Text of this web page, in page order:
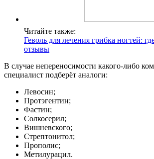
Читайте также:
Геволь для лечения грибка ногтей:
отзывы
В случае непереносимости какого-либо
специалист подберёт аналоги:
Левосин;
Протэгентин;
Фастин;
Солкосерил;
Вишневского;
Стрептонитол;
Прополис;
Метилурацил.